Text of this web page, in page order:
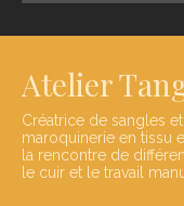
Atelier
Créatrice de sangles
maroquinerie en tissu
la rencontre de
le cuir et le travail